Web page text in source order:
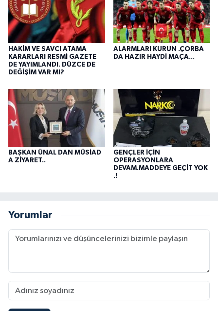
HAKİM VE SAVCI ATAMA
KARARLARI RESMİ GAZETE
DE YAYIMLANDI. DÜZCE DE
DEĞİŞİM VAR MI?
ALARMLARI KURUN .ÇORBA
DA HAZIR HAYDİ MAÇA...
BAŞKAN ÜNAL DAN MÜSİAD
A ZİYARET..
GENÇLER İÇİN
OPERASYONLARA
DEVAM.MADDEYE GEÇİT YOK
.!
Yorumlar